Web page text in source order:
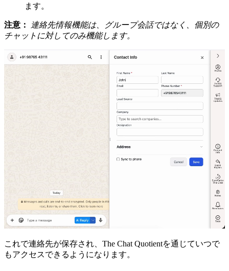
ます。
注意：
連絡先情報機能は、グループ会話ではなく、個別の
チャットに対してのみ機能します。
これで連絡先が保存され、The Chat Quotientを通じていつで
もアクセスできるようになります。